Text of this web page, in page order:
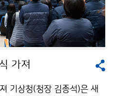
가져
기상청(청장 김종석)은 새